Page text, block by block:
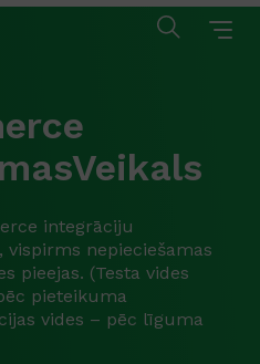
integrāciju
vispirms nepieciešamas
pieejas. (Testa vides
pieteikuma
vides – pēc līguma